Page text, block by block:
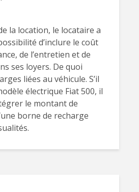
la location, le locataire a
d’inclure le coût
de l’entretien et de
ses loyers. De quoi
liées au véhicule. S’il
électrique Fiat 500, il
le montant de
borne de recharge